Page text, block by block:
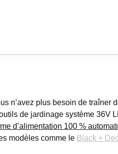
n’avez plus besoin de traîner
de jardinage système 36V
d’alimentation 100 %
modèles comme le Black +